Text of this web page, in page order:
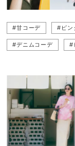
#甘コーデ #ピン
#デニムコーデ #
#PRADA（プラダ）
#キャップコーデ
#SNIDEL（スナイデ